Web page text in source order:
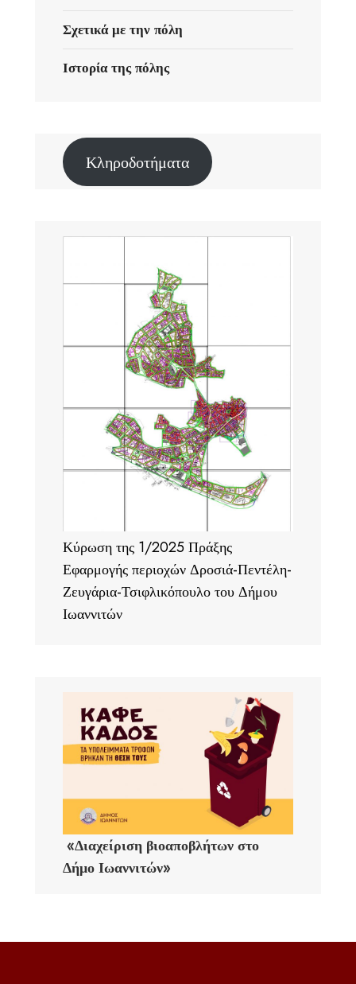
Σχετικά με την πόλη
Ιστορία της πόλης
Κληροδοτήματα
Κύρωση της 1/2025 Πράξης
Εφαρμογής περιοχών Δροσιά-Πεντέλη-
Ζευγάρια-Τσιφλικόπουλο του Δήμου
Ιωαννιτών
«Διαχείριση βιοαποβλήτων στο
Δήμο Ιωαννιτών»